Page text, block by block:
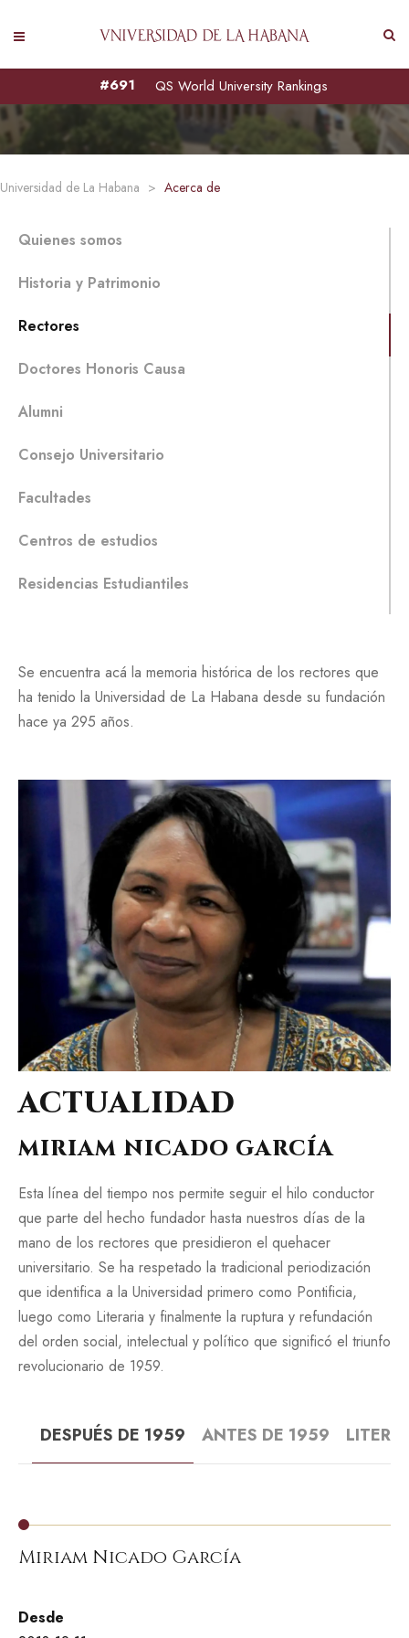
QS World University Rankings
#691
Rectores
Universidad de La Habana > Acerca de
Quienes somos
Historia y Patrimonio
Rectores
Doctores Honoris Causa
Alumni
Consejo Universitario
Facultades
Centros de estudios
Residencias Estudiantiles
Se encuentra acá la memoria histórica de los rectores que
ha tenido la Universidad de La Habana desde su fundación
hace ya 295 años.
ACTUALIDAD
MIRIAM NICADO GARCÍA
Esta línea del tiempo nos permite seguir el hilo conductor
que parte del hecho fundador hasta nuestros días de la
mano de los rectores que presidieron el quehacer
universitario. Se ha respetado la tradicional periodización
que identifica a la Universidad primero como Pontificia,
luego como Literaria y finalmente la ruptura y refundación
del orden social, intelectual y político que significó el triunfo
revolucionario de 1959.
DESPUÉS DE 1959 ANTES DE 1959
Miriam Nicado García
Desde